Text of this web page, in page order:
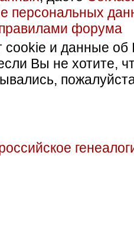
персональных
форума
cookie и данные об
Вы не хотите,